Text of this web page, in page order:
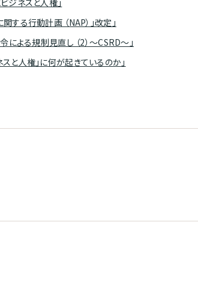
ジネスと人権」
する行動計画 （NAP）」改定」
による規制見直し （2）～CSRD～」
スと人権」に何が起きているのか」